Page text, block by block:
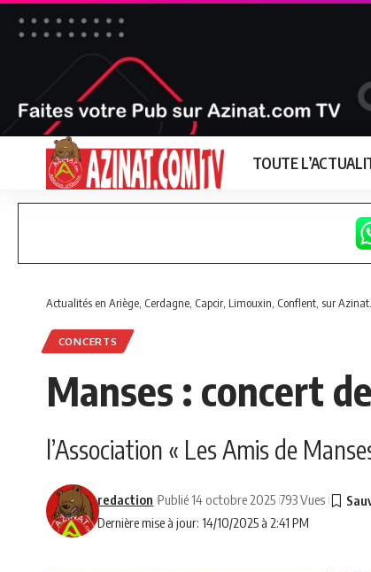
TOUTE
Actualités en Ariège, Cerdagne, Capcir, Limouxin, Conflent, sur
CONCERTS
Manses : concert
l’Association « Les Amis de
Dernière mise à jour: 14/10/2025 à 2:41 PM
redaction Publié 14 octobre 2025 793 Vues